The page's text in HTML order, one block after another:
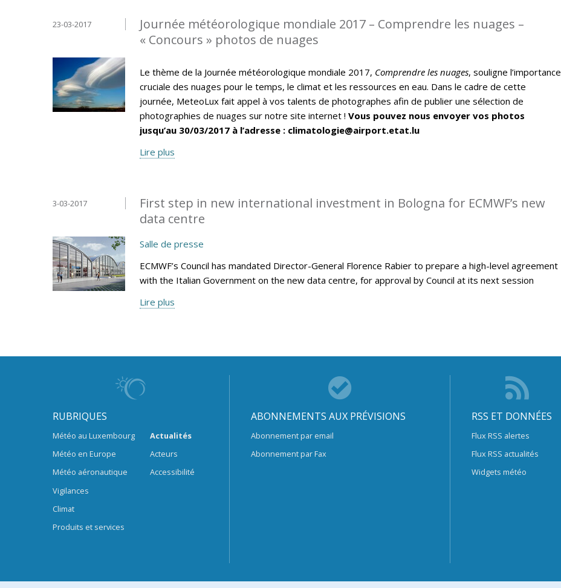
Journée météorologique mondiale 2017 – Comprendre les nuages –
« Concours » photos de nuages
23-03-2017
Le thème de la Journée météorologique mondiale 2017, Comprendre les nuages, souligne l’importance
cruciale des nuages pour le temps, le climat et les ressources en eau. Dans le cadre de cette
journée, MeteoLux fait appel à vos talents de photographes afin de publier une sélection de
photographies de nuages sur notre site internet ! Vous pouvez nous envoyer vos photos
jusqu’au 30/03/2017 à l’adresse : climatologie@airport.etat.lu
Lire plus
First step in new international investment in Bologna for ECMWF’s new
data centre
3-03-2017
Salle de presse
ECMWF’s Council has mandated Director-General Florence Rabier to prepare a high-level agreement
with the Italian Government on the new data centre, for approval by Council at its next session
Lire plus
RUBRIQUES
Météo au Luxembourg
Météo en Europe
Météo aéronautique
Vigilances
Climat
Produits et services
Actualités
Acteurs
Accessibilité
ABONNEMENTS AUX PRÉVISIONS
Abonnement par email
Abonnement par Fax
RSS ET DONNÉES
Flux RSS alertes
Flux RSS actualités
Widgets météo